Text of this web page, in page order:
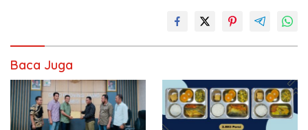
Baca Juga